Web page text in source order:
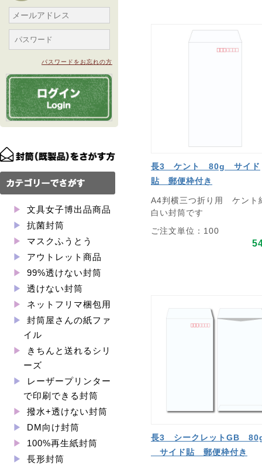
パスワードをお忘れの方
文具女子博出品商品
抗菌封筒
マスクふうとう
アウトレット商品
99%透けない封筒
透けない封筒
ネットフリマ梱包用
封筒屋さんの紙ファ
イル
きちんと送れるシリ
ーズ
レーザープリンター
で印刷できる封筒
撥水+透けない封筒
DM向け封筒
100%再生紙封筒
長形封筒
長3 ケント 80g サイド
貼 郵便枠付き
A4判横三つ折り用 ケント
白い封筒です
ご注文単位：100
長3 シークレットGB
サイド貼 郵便枠付き